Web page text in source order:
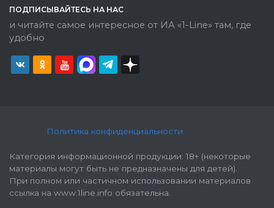
ПОДПИСЫВАЙТЕСЬ НА НАС
и читайте самое интересное от ИА «1-Line» там, где
удобно
Политика конфиденциальности
Категория информационной продукции: 18+ (некоторые
материалы могут быть не предназначены для детей).
При полном или частичном использовании материалов
ссылка на www.1line.info обязательна.